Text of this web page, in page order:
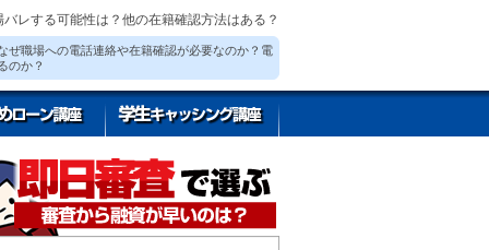
レする可能性は？他の在籍確認方法はある？
ぜ職場への電話連絡や在籍確認が必要なのか？電
のか？